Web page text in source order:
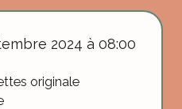
2024 à 08:00
originale